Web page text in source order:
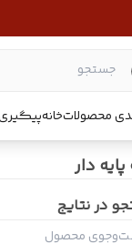
محصولاتخانه
دار
در نتایج